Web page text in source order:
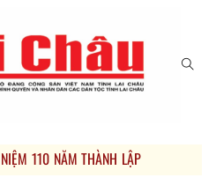
110 NĂM THÀNH LẬP TỈNH, 70